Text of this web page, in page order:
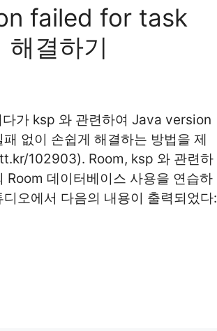
failed for task
해결하기
가 ksp 와 관련하여 Java version
없이 손쉽게 해결하는 방법을 제
102903). Room, ksp 와 관련하
Room 데이터베이스 사용을 연습하
오에서 다음의 내용이 출력되었다: